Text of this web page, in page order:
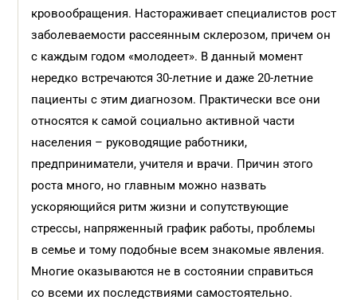
кровообращения. Настораживает специалистов рост
заболеваемости рассеянным склерозом, причем он
с каждым годом «молодеет». В данный момент
нередко встречаются 30-летние и даже 20-летние
пациенты с этим диагнозом. Практически все они
относятся к самой социально активной части
населения – руководящие работники,
предприниматели, учителя и врачи. Причин этого
роста много, но главным можно назвать
ускоряющийся ритм жизни и сопутствующие
стрессы, напряженный график работы, проблемы
в семье и тому подобные всем знакомые явления.
Многие оказываются не в состоянии справиться
со всеми их последствиями самостоятельно.